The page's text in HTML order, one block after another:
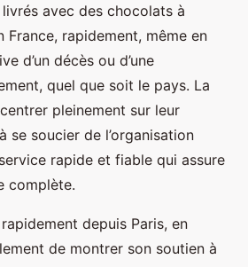
avec des chocolats à
rapidement, même en
d’un décès ou d’une
quel que soit le pays. La
pleinement sur leur
se soucier de l’organisation
rapide et fiable qui assure
complète.
depuis Paris, en
de montrer son soutien à